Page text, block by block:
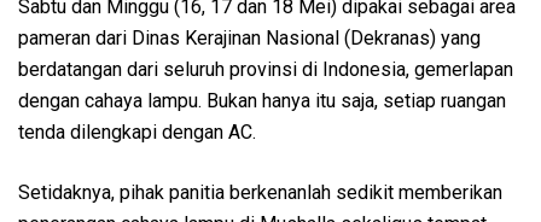
Sabtu dan Minggu (16, 17 dan 18 Mei) dipakai sebagai area
pameran dari Dinas Kerajinan Nasional (Dekranas) yang
berdatangan dari seluruh provinsi di Indonesia, gemerlapan
dengan cahaya lampu. Bukan hanya itu saja, setiap ruangan
tenda dilengkapi dengan AC.
Setidaknya, pihak panitia berkenanlah sedikit memberikan